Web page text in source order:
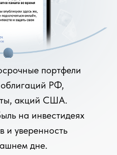
портфели
РФ,
акций США.
на инвестидеях
и уверенность
дне.